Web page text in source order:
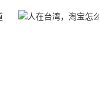
要批量寄送这些品类